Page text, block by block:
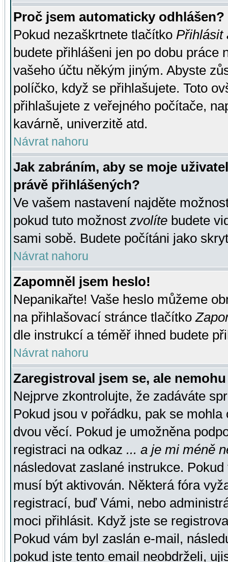
Proč jsem automaticky odhlášen?
Pokud nezaškrtnete tlačítko Přihlásit
budete přihlášeni jen po dobu práce
vašeho účtu někým jiným. Abyste
políčko, když se přihlašujete. Toto
přihlašujete z veřejného počítače,
kavárně, univerzitě atd.
Návrat nahoru
Jak zabráním, aby se moje
právě přihlášených?
Ve vašem nastavení najděte
pokud tuto možnost zvolíte budete
sami sobě. Budete počítáni jako
Návrat nahoru
Zapomněl jsem heslo!
Nepanikařte! Vaše heslo můžeme
na přihlašovací stránce tlačítko
dle instrukcí a téměř ihned budete
Návrat nahoru
Zaregistroval jsem se, ale
Nejprve zkontrolujte, že zadáváte
Pokud jsou v pořádku, pak se
dvou věcí. Pokud je umožněna
registraci na odkaz ... a je mi méně
následovat zaslané instrukce.
musí být aktivován. Některá fóra
registrací, buď Vámi, nebo
moci přihlásit. Když jste se
Pokud vám byl zaslán e-mail,
pokud jste tento email neobdrželi,